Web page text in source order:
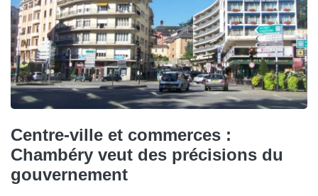
Centre-ville et commerces :
Chambéry veut des précisions du
gouvernement